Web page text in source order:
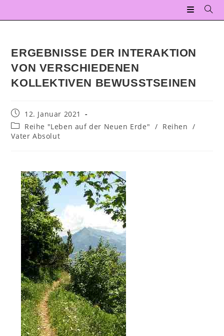
ERGEBNISSE DER INTERAKTION
VON VERSCHIEDENEN
KOLLEKTIVEN BEWUSSTSEINEN
12. Januar 2021
Reihe "Leben auf der Neuen Erde" / Reihen /
Vater Absolut